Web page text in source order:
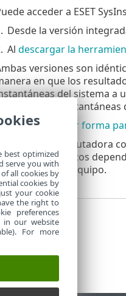
acceder a ESET
Desde la versión
Al descargar la
versiones son
en que los
del sistema a
almacenar las
SysInspector forma
Explorar su computadora
pocos minutos
en su equipo.
best optimized
serve you with
all cookies by
cookies by
your cookie
the right to
preferences
in our website
For more